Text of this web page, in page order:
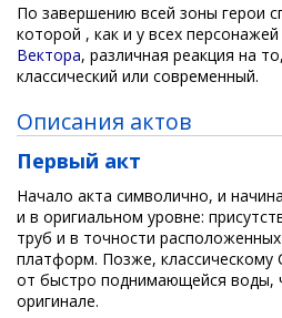
По завершению всей зоны герои
которой , как и у всех
Вектора, различная реакция на
классический или современный.
Описания актов
Первый акт
Начало акта символично, и
и в оригиальном уровне:
труб и в точности
платформ. Позже, классическому
от быстро поднимающейся воды,
оригинале.